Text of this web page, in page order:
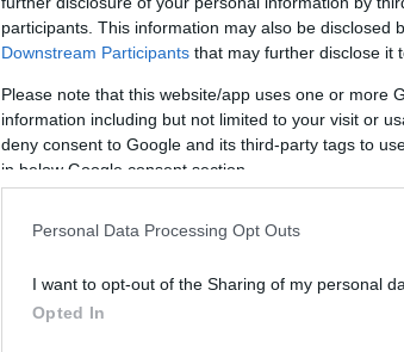
participants. This information may also be disclosed
Downstream Participants that may further disclose it
Please note that this website/app uses one or more
information including but not limited to your visit or
deny consent to Google and its third-party tags to
in below Google consent section.
Personal Data Processing Opt Outs
I want to opt-out of the Sharing of my personal
Opted In